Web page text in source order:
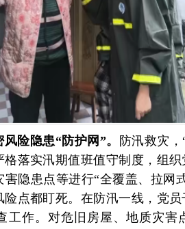
险隐患“防护网”。
防汛救灾，
落实汛期值班值守制度，组织
隐患点等进行“全覆盖、拉网
点都盯死。在防汛一线，党员
工作。对危旧房屋、地质灾害